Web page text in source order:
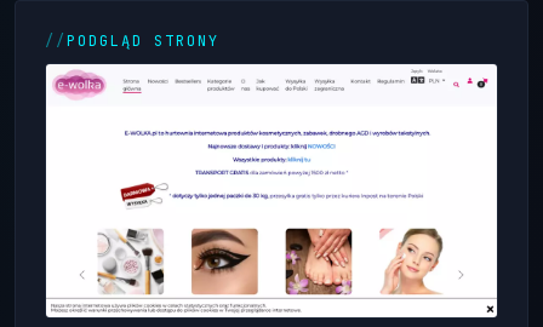
PODGLĄD STRONY